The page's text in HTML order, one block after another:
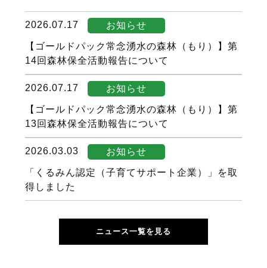
2026.07.17 お知らせ
【ゴールドパック常念湧水の森林（もり）】第
14回森林保全活動報告について
2026.07.17 お知らせ
【ゴールドパック常念湧水の森林（もり）】第
13回森林保全活動報告について
2026.03.03 お知らせ
「くるみん認定（子育てサポート企業）」を取
得しました
ニュース一覧を見る